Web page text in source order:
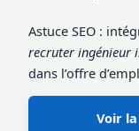
Astuce SEO :
recruter ingénieur
dans l’offre
Voir